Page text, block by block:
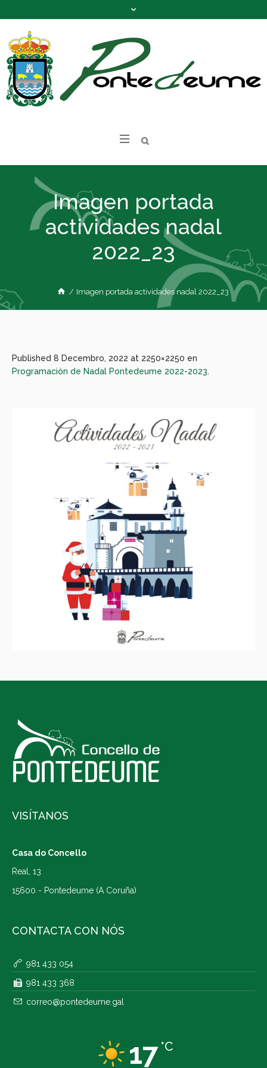
Imagen portada
actividades nadal
2022_23
/ Imagen portada actividades nadal 2022_23
Published 8 Decembro, 2022 at 2250×2250 en
Programación de Nadal Pontedeume 2022-2023.
VISÍTANOS
Casa do Concello
Real, 13
15600 - Pontedeume (A Coruña)
CONTACTA CON NÓS
981 433 054
981 433 368
correo@pontedeume.gal
17 °C